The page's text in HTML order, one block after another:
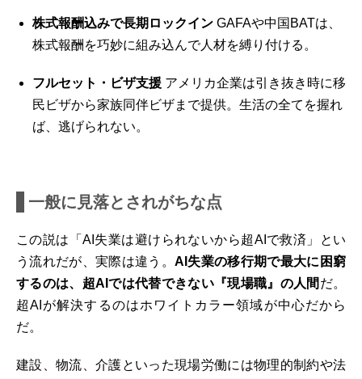
株式報酬込みで長期ロックイン GAFAや中国BATは、
株式報酬を巧妙に組み込んで人材を縛り付ける。
フルセット・ビザ支援 アメリカ企業は引き抜き時に移
民ビザから家族同伴ビザまで提供。生活の全てを握れ
ば、逃げられない。
一般に見落とされがちな点
この説は「AI失業は避けられないから超AIで救済」とい
う流れだが、実際は違う。 AI失業の移行期で最大に困窮
するのは、超AIでは代替できない『現場職』の人間 だ。
超AIが解決するのはホワイトカラー領域が中心だから
だ。
建設、物流、介護といった現場労働には物理的制約や法